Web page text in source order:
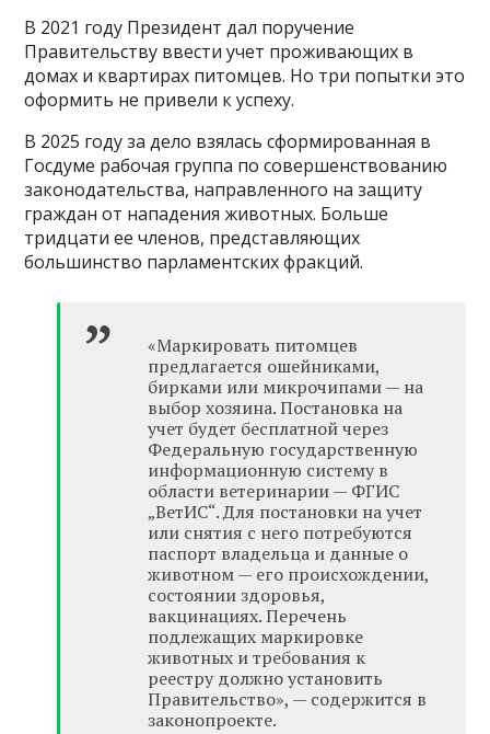
В 2021 году Президент дал поручение
Правительству ввести учет проживающих в
домах и квартирах питомцев. Но три попытки это
оформить не привели к успеху.
В 2025 году за дело взялась сформированная в
Госдуме рабочая группа по совершенствованию
законодательства, направленного на защиту
граждан от нападения животных. Больше
тридцати ее членов, представляющих
большинство парламентских фракций.
«Маркировать питомцев
предлагается ошейниками,
бирками или микрочипами — на
выбор хозяина. Постановка на
учет будет бесплатной через
Федеральную государственную
информационную систему в
области ветеринарии — ФГИС
„ВетИС“. Для постановки на учет
или снятия с него потребуются
паспорт владельца и данные о
животном — его происхождении,
состоянии здоровья,
вакцинациях. Перечень
подлежащих маркировке
животных и требования к
реестру должно установить
Правительство», — содержится в
законопроекте.